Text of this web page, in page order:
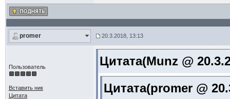
promer 20.3.2018, 13:13
Пользователь
Вставить ник
Цитата
Цитата(Munz @
Цитата(promer @